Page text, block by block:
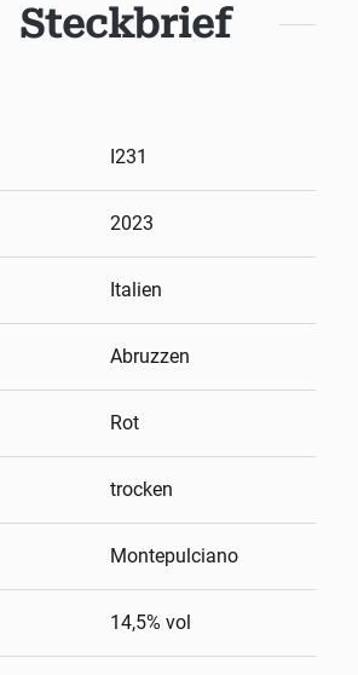
Steckbrief
I231
2023
Italien
Abruzzen
Rot
trocken
Montepulciano
14,5% vol